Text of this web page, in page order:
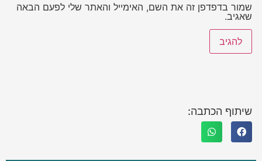
שמור בדפדפן זה את השם, האימייל והאתר שלי לפעם הבאה
שאגיב.
שיתוף הכתבה: